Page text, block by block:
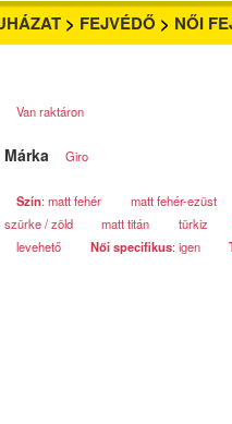
> FEJVÉDŐ > NŐI
Van raktáron
Márka Giro
Szín: matt fehér matt fehér-ezüst
szürke / zöld
matt titán türkiz
levehető
Női specifikus: igen